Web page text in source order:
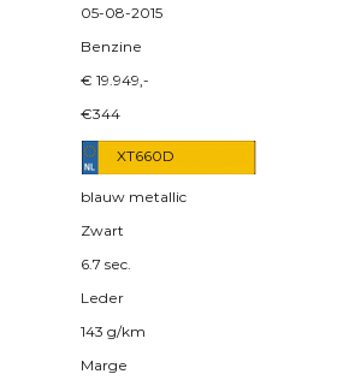
05-08-2015
Benzine
€ 19.949,-
€344
XT660D
blauw metallic
Zwart
6.7 sec.
Leder
143 g/km
Marge